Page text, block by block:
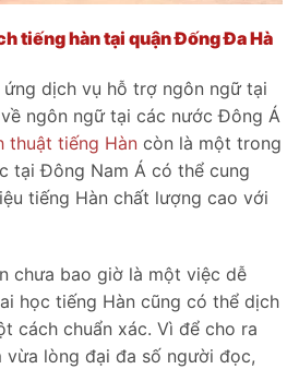
tiếng hàn tại quận Đống Đa Hà
dịch vụ hỗ trợ ngôn ngữ tại
ngôn ngữ tại các nước Đông Á
thuật tiếng Hàn còn là một trong
tại Đông Nam Á có thể cung
tiếng Hàn chất lượng cao với
chưa bao giờ là một việc dễ
học tiếng Hàn cũng có thể dịch
cách chuẩn xác. Vì để cho ra
lòng đại đa số người đọc,